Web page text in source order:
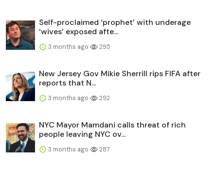
Self-proclaimed ‘prophet’ with underage
‘wives’ exposed afte...
3 months ago 295
New Jersey Gov Mikie Sherrill rips FIFA after
reports that N...
3 months ago 292
NYC Mayor Mamdani calls threat of rich
people leaving NYC ov...
3 months ago 287